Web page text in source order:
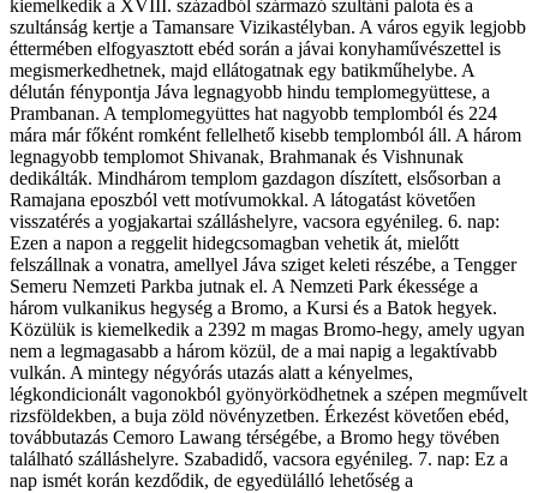
kiemelkedik a XVIII. századból származó szultáni palota és a
szultánság kertje a Tamansare Vizikastélyban. A város egyik legjobb
éttermében elfogyasztott ebéd során a jávai konyhaművészettel is
megismerkedhetnek, majd ellátogatnak egy batikműhelybe. A
délután fénypontja Jáva legnagyobb hindu templomegyüttese, a
Prambanan. A templomegyüttes hat nagyobb templomból és 224
mára már főként romként fellelhető kisebb templomból áll. A három
legnagyobb templomot Shivanak, Brahmanak és Vishnunak
dedikálták. Mindhárom templom gazdagon díszített, elsősorban a
Ramajana eposzból vett motívumokkal. A látogatást követően
visszatérés a yogjakartai szálláshelyre, vacsora egyénileg. 6. nap:
Ezen a napon a reggelit hidegcsomagban vehetik át, mielőtt
felszállnak a vonatra, amellyel Jáva sziget keleti részébe, a Tengger
Semeru Nemzeti Parkba jutnak el. A Nemzeti Park ékessége a
három vulkanikus hegység a Bromo, a Kursi és a Batok hegyek.
Közülük is kiemelkedik a 2392 m magas Bromo-hegy, amely ugyan
nem a legmagasabb a három közül, de a mai napig a legaktívabb
vulkán. A mintegy négyórás utazás alatt a kényelmes,
légkondicionált vagonokból gyönyörködhetnek a szépen megművelt
rizsföldekben, a buja zöld növényzetben. Érkezést követően ebéd,
továbbutazás Cemoro Lawang térségébe, a Bromo hegy tövében
található szálláshelyre. Szabadidő, vacsora egyénileg. 7. nap: Ez a
nap ismét korán kezdődik, de egyedülálló lehetőség a